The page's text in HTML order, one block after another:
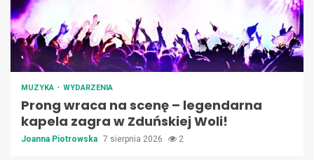
MUZYKA WYDARZENIA
Prong wraca na scenę – legendarna
kapela zagra w Zduńskiej Woli!
Joanna Piotrowska 7 sierpnia 2026 2